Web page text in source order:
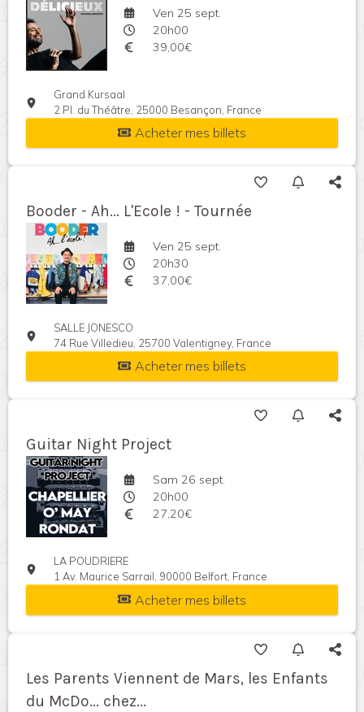
Ven 25 sept.
20h00
39,00€
Grand Kursaal
2 Pl. du Théâtre, 25000 Besançon, France
Acheter mes billets
Booder - Ah... L'Ecole ! - Tournée
Ven 25 sept.
20h30
37,00€
SALLE JONESCO
74 Rue Villedieu, 25700 Valentigney, France
Acheter mes billets
Guitar Night Project
Sam 26 sept.
20h00
27,20€
LA POUDRIERE
1 Av. Maurice Sarrail, 90000 Belfort, France
Acheter mes billets
Les Parents Viennent de Mars, les Enfants
du McDo... chez...